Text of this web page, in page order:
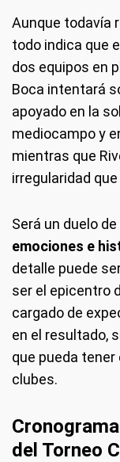
Aunque todavía
todo indica que
dos equipos en
Boca intentará
apoyado en la
mediocampo y
mientras que
irregularidad
Será un duelo
emociones e
detalle puede
ser el epicentro
cargado de
en el resultado,
que pueda
clubes.
del Torneo